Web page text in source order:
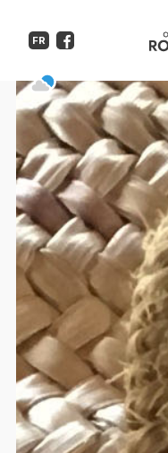
FR
La Cueillette